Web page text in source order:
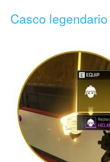
Casco legendario